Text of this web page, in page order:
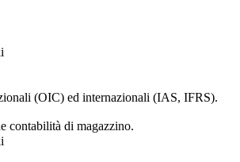
(OIC) ed internazionali (IAS, IFRS).
contabilità di magazzino.